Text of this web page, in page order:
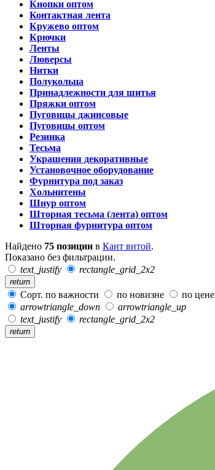
Кнопки оптом
Контактная лента
Кружево оптом
Крючки
Ленты
Люверсы
Нитки
Полукольца
Принадлежности для шитья
Пряжки оптом
Пуговицы джинсовые
Пуговицы оптом
Резинка
Тесьма
Украшения декоративные
Установочное оборудование
Фурнитура под заказ
Хольнитены
Шнур оптом
Шторная тесьма (лента) оптом
Шторная фурнитура оптом
Найдено 75 позиции в Кант витой.
Показано без фильтрации.
text_justify
rectangle_grid_2x2
return
Сорт. по важности по новизне по цене
arrowtriangle_down
arrowtriangle_up
text_justify
rectangle_grid_2x2
return